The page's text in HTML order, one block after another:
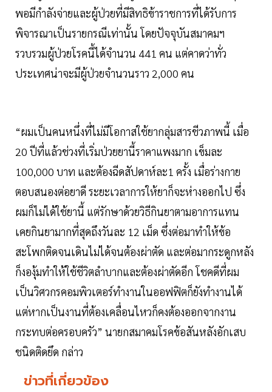
พอมีกำลังจ่ายและผู้ป่วยที่มีสิทธิข้าราชการที่ได้รับการ
พิจารณาเป็นรายกรณีเท่านั้น โดยปัจจุบันสมาคมฯ
รวบรวมผู้ป่วยโรคนี้ได้จำนวน 441 คน แต่คาดว่าทั่ว
ประเทศน่าจะมีผู้ป่วยจำนวนราว 2,000 คน
“ผมเป็นคนหนึ่งที่ไม่มีโอกาสใช้ยากลุ่มสารชีวภาพนี้ เมื่อ
20 ปีที่แล้วช่วงที่เริ่มป่วยยานี้ราคาแพงมาก เข็มละ
100,000 บาท และต้องฉีดสัปดาห์ละ1 ครั้ง เมื่อร่างกาย
ตอบสนองต่อยาดี ระยะเวลาการให้ยาก็จะห่างออกไป ซึ่ง
ผมก็ไม่ได้ใช้ยานี้ แต่รักษาด้วยวิธีกินยาตามอาการแทน
เคยกินยามากที่สุดถึงวันละ 12 เม็ด ซึ่งต่อมาทำให้ข้อ
สะโพกติดจนเดินไม่ได้จนต้องผ่าตัด และต่อมากระดูกหลัง
ก็งองุ้มทำให้ใช้ชีวิตลำบากและต้องผ่าตัดอีก โชคดีที่ผม
เป็นวิศวกรคอมพิวเตอร์ทำงานในออฟฟิตก็ยังทำงานได้
แต่หากเป็นงานที่ต้องเคลื่อนไหวก็คงต้องออกจากงาน
กระทบต่อครอบครัว” นายกสมาคมโรคข้อสันหลังอักเสบ
ชนิดติดยึด กล่าว
ข่าวที่เกี่ยวข้อง